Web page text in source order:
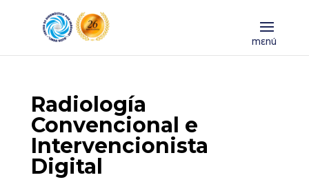
Radiología
Convencional e
Intervencionista
Digital